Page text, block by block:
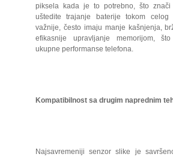
piksela kada je to potrebno, što
uštedite trajanje baterije tokom
važnije, često imaju manje kašnjenja,
efikasnije upravljanje memorijom,
ukupne performanse telefona.
Kompatibilnost sa drugim naprednim
Najsavremeniji senzor slike je